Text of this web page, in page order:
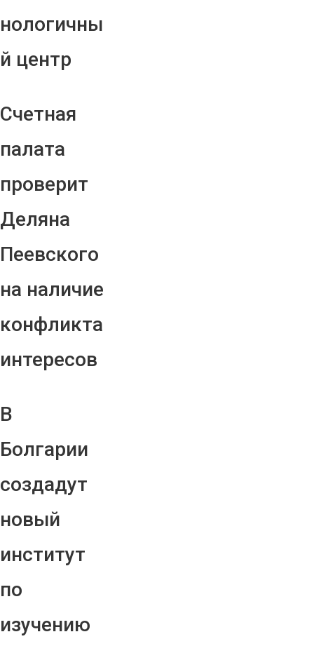
нологичны
й центр
Счетная
палата
проверит
Деляна
Пеевского
на наличие
конфликта
интересов
В
Болгарии
создадут
новый
институт
по
изучению